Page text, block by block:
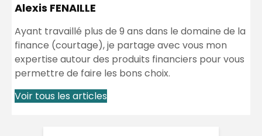
Alexis FENAILLE
Ayant travaillé plus de 9 ans dans le domaine de la
finance (courtage), je partage avec vous mon
expertise autour des produits financiers pour vous
permettre de faire les bons choix.
Voir tous les articles